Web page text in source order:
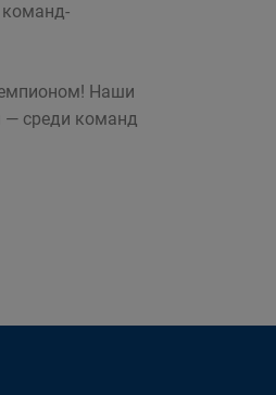
команд-
Наши
— среди команд